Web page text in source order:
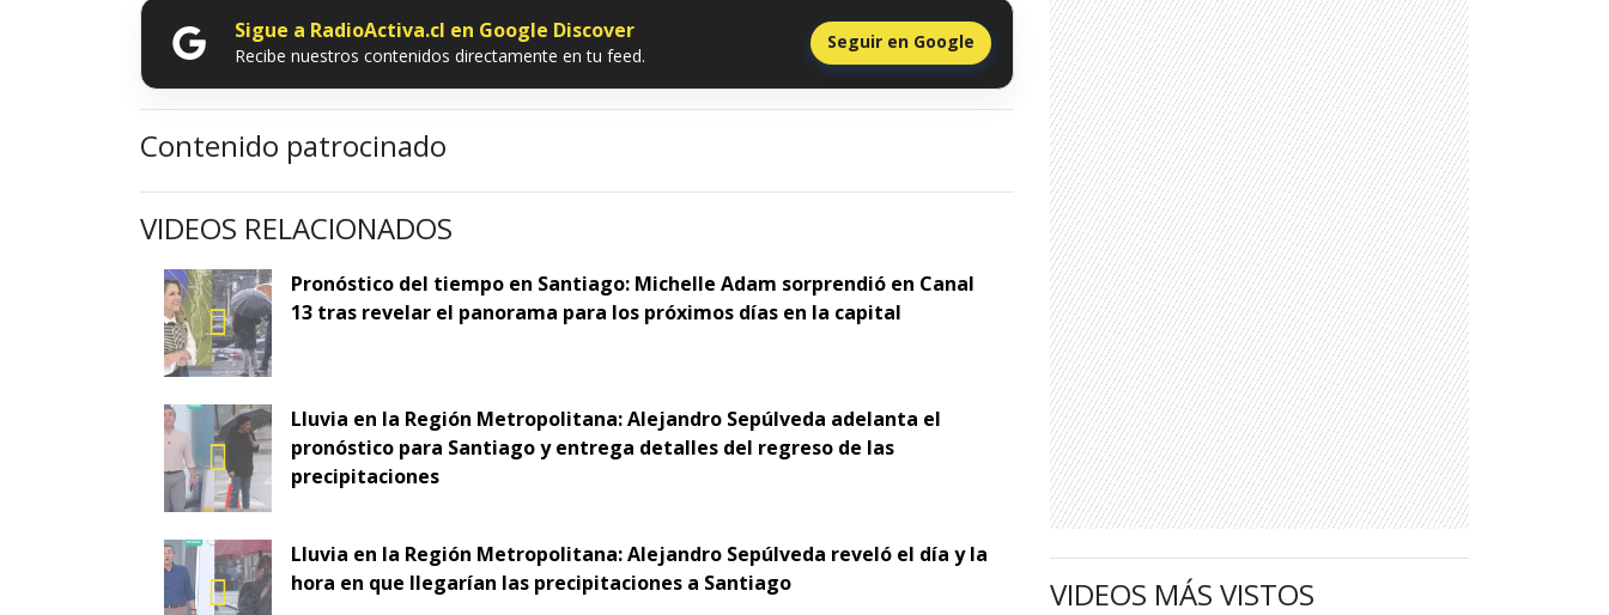
Sigue a RadioActiva.cl en Google Discover
Recibe nuestros contenidos directamente en tu feed.
Seguir en Google
Contenido patrocinado
VIDEOS RELACIONADOS
Pronóstico del tiempo en Santiago: Michelle Adam sorprendió en Canal
13 tras revelar el panorama para los próximos días en la capital
Lluvia en la Región Metropolitana: Alejandro Sepúlveda adelanta el
pronóstico para Santiago y entrega detalles del regreso de las
precipitaciones
Lluvia en la Región Metropolitana: Alejandro Sepúlveda reveló el día y la
hora en que llegarían las precipitaciones a Santiago
VIDEOS MÁS VISTOS